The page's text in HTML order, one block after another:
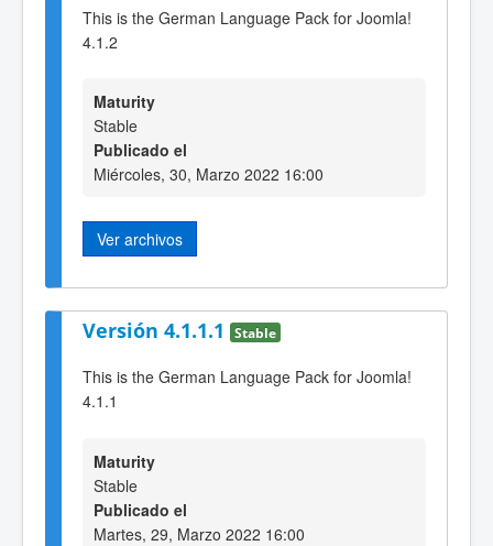
This is the German Language Pack for Joomla!
4.1.2
Maturity
Stable
Publicado el
Miércoles, 30, Marzo 2022 16:00
Ver archivos
Versión 4.1.1.1 Stable
This is the German Language Pack for Joomla!
4.1.1
Maturity
Stable
Publicado el
Martes, 29, Marzo 2022 16:00